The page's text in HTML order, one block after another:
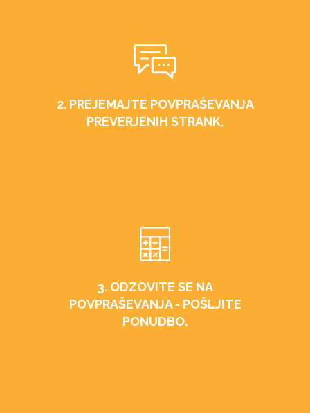
2. PREJEMAJTE POVPRAŠEVANJA
PREVERJENIH STRANK.
3. ODZOVITE SE NA
POVPRAŠEVANJA - POŠLJITE
PONUDBO.